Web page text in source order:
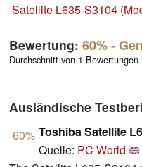
Satellite L635-S3104
Bewertung: 60%-
Durchschnitt von 1 Bewertungen
Ausländische
60% Toshiba Satellite
Quelle: PC World